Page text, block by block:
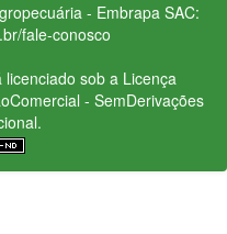
- Embrapa SAC:
fale-conosco
sob a Licença
- SemDerivações